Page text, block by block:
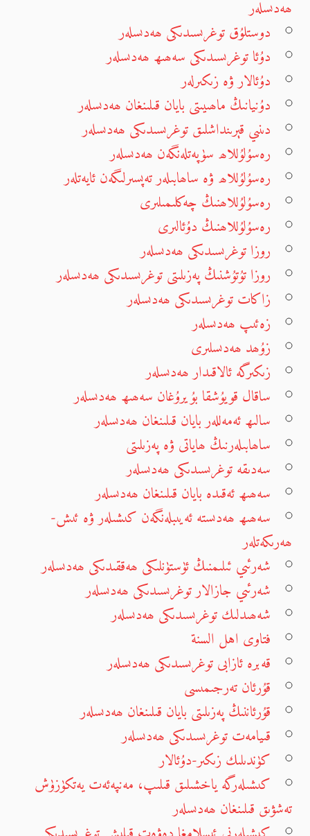
ھەدىسلەر
دوستلۇق توغرىسىدىكى ھەدىسلەر
دۇئا توغرىسىدىكى سەھىھ ھەدىسلەر
دۇئالار ۋە زىكىرلەر
دۇنيانىڭ ماھىيىتى بايان قىلىنغان ھەدىسلەر
دىنىي قېرىنداشلىق توغرىسىدىكى ھەدىسلەر
رەسۇلۇللاھ سۈپەتلەنگەن ھەدىسلەر
رەسۇلۇللاھ ۋە ساھابىلەر تەپسىرلىگەن ئايەتلەر
رەسۇلۇللاھنىڭ چەكلىمىلىرى
رەسۇلۇللاھنىڭ دۇئالىرى
روزا توغرىسىدىكى ھەدىسلەر
روزا تۇتۇشنىڭ پەزىلىتى توغرىسىدىكى ھەدىسلەر
زاكات توغرىسىدىكى ھەدىسلەر
زەئىپ ھەدىسلەر
زۇھد ھەدىسلىرى
زىكىرگە ئالاقىدار ھەدىسلەر
ساقال قويۇشقا بۇيرۇغان سەھىھ ھەدىسلەر
سالىھ ئەمەللەر بايان قىلىنغان ھەدىسلەر
ساھابىلەرنىڭ ھاياتى ۋە پەزىلىتى
سەدىقە توغرىسىدىكى ھەدىسلەر
سەھىھ ئەقىدە بايان قىلىنغان ھەدىسلەر
سەھىھ ھەدىستە ئەيىبلەنگەن كىشىلەر ۋە ئىش-
ھەرىكەتلەر
شەرئىي ئىلىمنىڭ ئۈستۈنلىكى ھەققىدىكى ھەدىسلەر
شەرئىي جازالار توغرىسىدىكى ھەدىسلەر
شەھىدلىك توغرىسىدىكى ھەدىسلەر
فتاوى اهل السنة
قەبرە ئازابى توغرىسىدىكى ھەدىسلەر
قۇرئان تەرجىمىسى
قۇرئاننىڭ پەزىلىتى بايان قىلىنغان ھەدىسلەر
قىيامەت توغرىسىدىكى ھەدىسلەر
كۈندىلىك زىكىر-دۇئالار
كىشىلەرگە ياخشىلىق قىلىپ، مەنپەئەت يەتكۈزۈش
تەشۋىق قىلىنغان ھەدىسلەر